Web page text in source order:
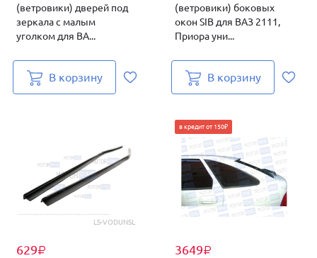
(ветровики) дверей под
зеркала с малым
уголком для ВА...
В корзину
(ветровики) боковых
окон SIB для ВАЗ 2111,
Приора уни...
В корзину
LS-VODUNSL
629₽ 3649₽
в кредит от 150₽